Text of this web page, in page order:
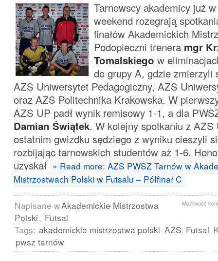
Tarnowscy akademicy już
weekend rozegrają
finałów Akademickich
Podopieczni trenera mgr
Tomalskiego w
do grupy A, gdzie zmierzyli
AZS Uniwersytet Pedagogiczny, AZS
oraz AZS Politechnika Krakowska. W
AZS UP padł wynik remisowy 1-1, a dla
Damian Świątek. W kolejny spotkaniu z AZS
ostatnim gwizdku sędziego z wyniku cieszyli
rozbijając tarnowskich studentów aż 1-6.
uzyskał » Read more: AZS PWSZ Tarnów w
Mistrzostwach Polski w Futsalu – Półfinał C
Możliwość
Napisane wAkademickie Mistrzostwa
Polski, Futsal
Tags: akademickie mistrzostwa polski AZS Futsal
pwsz tarnów